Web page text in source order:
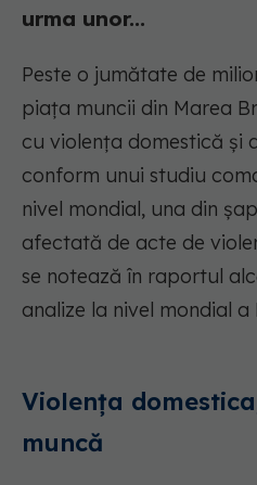
urma unor...
Peste o jumătate de
piața muncii din Marea
cu violența domestică și
conform unui studiu
nivel mondial, una din
afectată de acte de
se notează în raportul
analize la nivel mondial a
Violența
muncă